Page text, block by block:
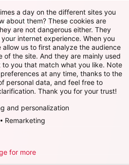
Instagram
YoutubeTikTokTwitch
a day on the different sites you
about them? These cookies are
are not dangerous either. They
internet experience. When you
allow us to first analyze the audience
of the site. And they are mainly used
you that match what you like. Note
at any time, thanks to the
personal data, and feel free to
Thank you for your trust!
and personalization
Remarketing
for more